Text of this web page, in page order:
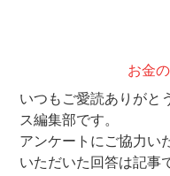
お金
いつもご愛読ありがと
ス編集部です。
アンケートにご協力い
いただいた回答は記事